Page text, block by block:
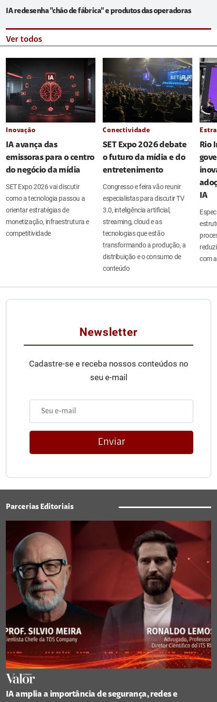
IA redesenha "chão de fábrica" e produtos das operadoras
Ver todos
Inovação
IA avança das
emissoras para o centro
do negócio da mídia
SET Expo 2026 vai discutir
como a tecnologia passou a
orientar estratégias de
monetização, infraestrutura e
competitividade
Conectividade
SET Expo 2026 debate
o futuro da mídia e do
entretenimento
Congresso e feira vão reunir
especialistas para discutir TV
3.0, inteligência artificial,
streaming, cloud e as
tecnologias que estão
transformando a produção, a
distribuição e o consumo de
conteúdo
Rio
IA
com
Newsletter
Cadastre-se e receba nossos conteúdos no
seu e-mail
Enviar
Parcerias Editoriais
IA amplia a importância de segurança, redes e